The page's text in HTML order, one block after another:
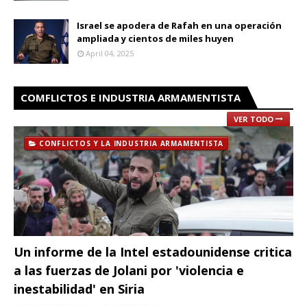
Israel se apodera de Rafah en una operación
ampliada y cientos de miles huyen
April 04, 2025
COMFLICTOS E INDUSTRIA ARMAMENTISTA
VER TODO
CONFLICTOS Y LA INDUSTRIA ARMAMENTISTA
Un informe de la Intel estadounidense critica
a las fuerzas de Jolani por 'violencia e
inestabilidad' en Siria